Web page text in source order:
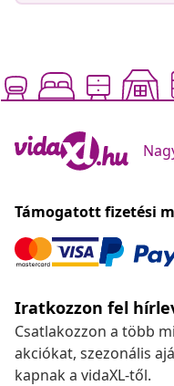
Támogatott fizetési
Iratkozzon fel
Csatlakozzon a több
akciókat, szezonális
kapnak a vidaXL-től.